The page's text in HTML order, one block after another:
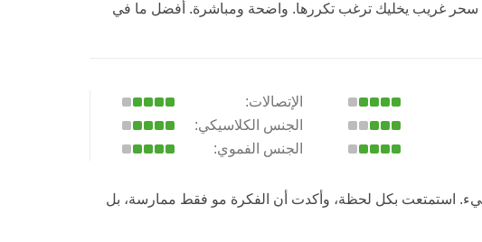
سحر غريب يخليك ترغب تكررها. واضحة ومباشرة. أفضل ما في
الإتصالات:
الجنس الكلاسيكي:
الجنس الفموي:
شيء. استمتعت بكل لحظة، وأكدت أن الفكرة مو فقط ممارسة، بل